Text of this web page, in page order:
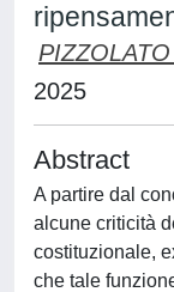
2025
Abstract
A partire dal
alcune criticità
costituzionale,
che tale